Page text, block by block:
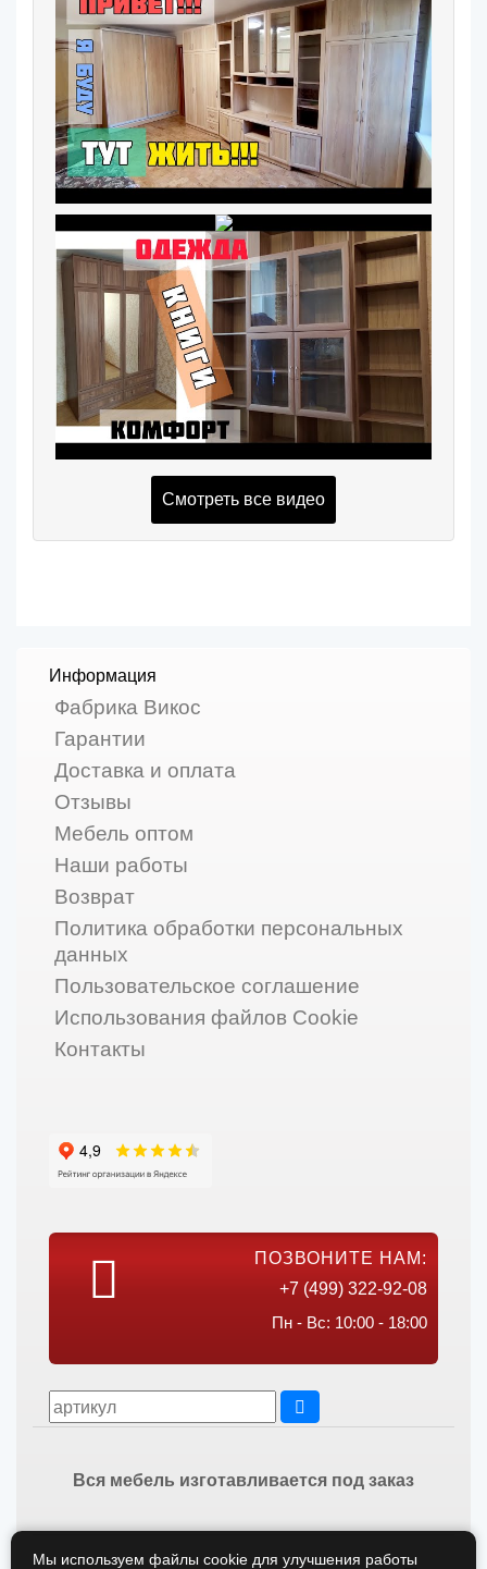
Смотреть все видео
Информация
Фабрика Викос
Гарантии
Доставка и оплата
Отзывы
Мебель оптом
Наши работы
Возврат
Политика обработки персональных
данных
Пользовательское соглашение
Использования файлов Cookie
Контакты
ПОЗВОНИТЕ НАМ:
+7 (499) 322-92-08
Пн - Вс: 10:00 - 18:00
Вся мебель изготавливается под заказ
Мы используем файлы cookie для улучшения работы